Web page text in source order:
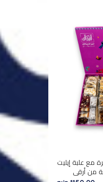
مع علبة إيليت
35 قطعة من أرقى